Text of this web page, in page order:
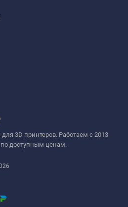
3D принтеров. Работаем с 2013
доступным ценам.